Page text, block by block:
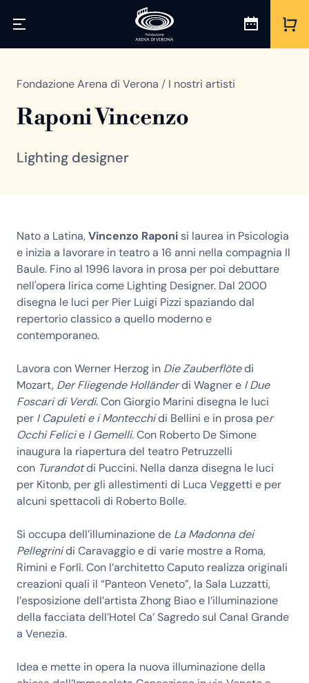
Fondazione Arena di Verona / I nostri artisti
Raponi Vincenzo
Lighting designer
Nato a Latina,Vincenzo Raponi si laurea in Psicologia
e inizia a lavorare in teatro a 16 anni nella compagnia Il
Baule. Fino al 1996 lavora in prosa per poi debuttare
nell'opera lirica come Lighting Designer. Dal 2000
disegna le luci per Pier Luigi Pizzi spaziando dal
repertorio classico a quello moderno e
contemporaneo.
Lavora con Werner Herzog in Die Zauberflötedi
Mozart, Der Fliegende Holländerdi Wagner e I Due
Foscari di Verdi. Con Giorgio Marini disegna le luci
per I Capuleti e i Montecchidi Bellini e in prosa per
Occhi Felicie I Gemelli. Con Roberto De Simone
inaugura la riapertura del teatro Petruzzelli
con Turandotdi Puccini. Nella danza disegna le luci
per Kitonb, per gli allestimenti di Luca Veggetti e per
alcuni spettacoli di Roberto Bolle.
Si occupa dell’illuminazione de La Madonna dei
Pellegrinidi Caravaggio e di varie mostre a Roma,
Rimini e Forlì. Con l’architetto Caputo realizza originali
creazioni quali il “Panteon Veneto”, la Sala Luzzatti,
l’esposizione dell’artista Zhong Biao e l’illuminazione
della facciata dell’Hotel Ca’ Sagredo sul Canal Grande
a Venezia.
Idea e mette in opera la nuova illuminazione della